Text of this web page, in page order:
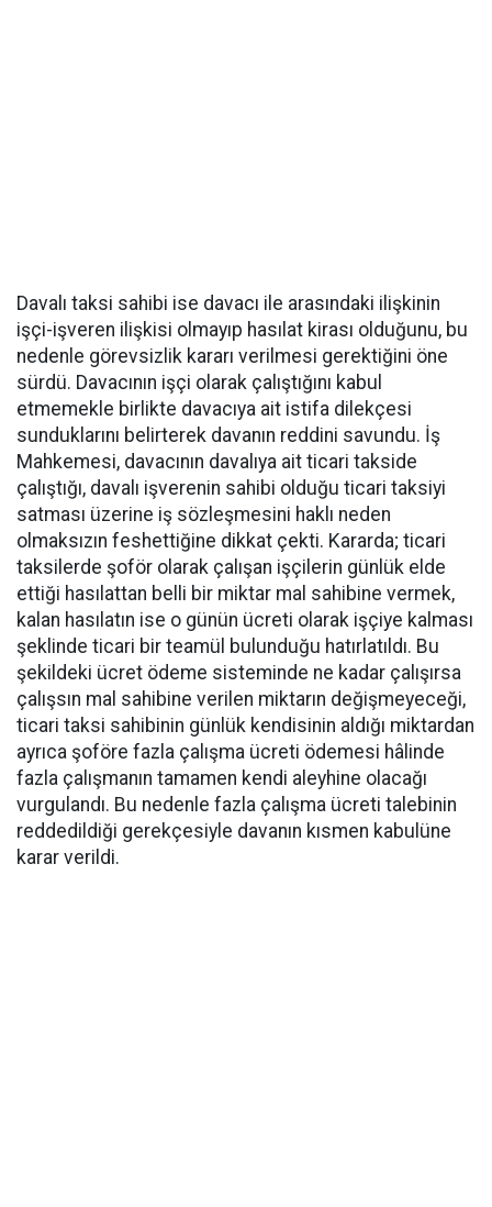
Davalı taksi sahibi ise davacı ile arasındaki ilişkinin
işçi-işveren ilişkisi olmayıp hasılat kirası olduğunu, bu
nedenle görevsizlik kararı verilmesi gerektiğini öne
sürdü. Davacının işçi olarak çalıştığını kabul
etmemekle birlikte davacıya ait istifa dilekçesi
sunduklarını belirterek davanın reddini savundu. İş
Mahkemesi, davacının davalıya ait ticari takside
çalıştığı, davalı işverenin sahibi olduğu ticari taksiyi
satması üzerine iş sözleşmesini haklı neden
olmaksızın feshettiğine dikkat çekti. Kararda; ticari
taksilerde şoför olarak çalışan işçilerin günlük elde
ettiği hasılattan belli bir miktar mal sahibine vermek,
kalan hasılatın ise o günün ücreti olarak işçiye kalması
şeklinde ticari bir teamül bulunduğu hatırlatıldı. Bu
şekildeki ücret ödeme sisteminde ne kadar çalışırsa
çalışsın mal sahibine verilen miktarın değişmeyeceği,
ticari taksi sahibinin günlük kendisinin aldığı miktardan
ayrıca şoföre fazla çalışma ücreti ödemesi hâlinde
fazla çalışmanın tamamen kendi aleyhine olacağı
vurgulandı. Bu nedenle fazla çalışma ücreti talebinin
reddedildiği gerekçesiyle davanın kısmen kabulüne
karar verildi.